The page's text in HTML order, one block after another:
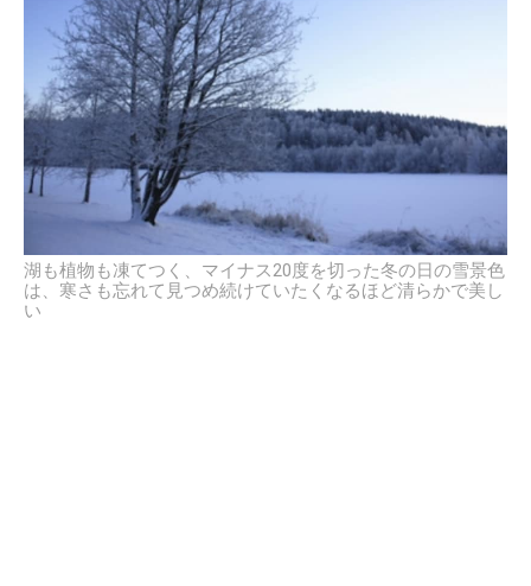
湖も植物も凍てつく、マイナス20度を切った冬の日の雪景色
は、寒さも忘れて見つめ続けていたくなるほど清らかで美し
い